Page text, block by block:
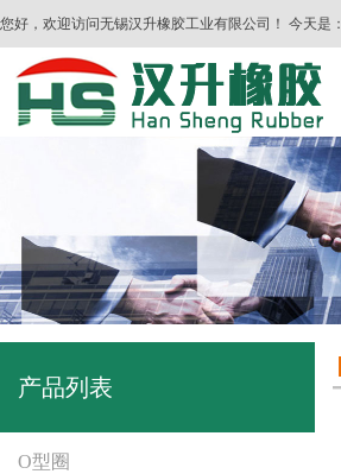
您好，欢迎访问无锡汉升橡胶工业有限公司！ 今天是：
产品列表
O型圈